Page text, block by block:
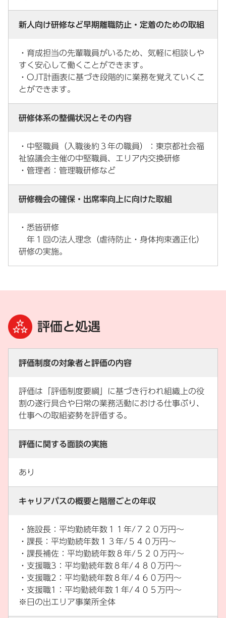
新人向け研修など早期離職防止・定着のための取組
・育成担当の先輩職員がいるため、気軽に相談しや
すく安心して働くことができます。
・OJT計画表に基づき段階的に業務を覚えていくこ
とができます。
研修体系の整備状況とその内容
・中堅職員（入職後約３年の職員）：東京都社会福
祉協議会主催の中堅職員、エリア内交換研修
・管理者：管理職研修など
研修機会の確保・出席率向上に向けた取組
・悉皆研修
年１回の法人理念（虐待防止・身体拘束適正化）
研修の実施。
評価と処遇
評価制度の対象者と評価の内容
評価は「評価制度要綱」に基づき行われ組織上の役
割の遂行具合や日常の業務活動における仕事ぶり、
仕事への取組姿勢を評価する。
評価に関する面談の実施
あり
キャリアパスの概要と階層ごとの年収
・施設長：平均勤続年数１１年/７２０万円～
・課長：平均勤続年数１３年/５４０万円～
・課長補佐：平均勤続年数８年/５２０万円～
・支援職3：平均勤続年数８年/４８０万円～
・支援職2：平均勤続年数８年/４６０万円～
・支援職1：平均勤続年数１年/４０５万円～
※日の出エリア事業所全体